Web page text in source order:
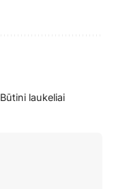
Būtini laukeliai